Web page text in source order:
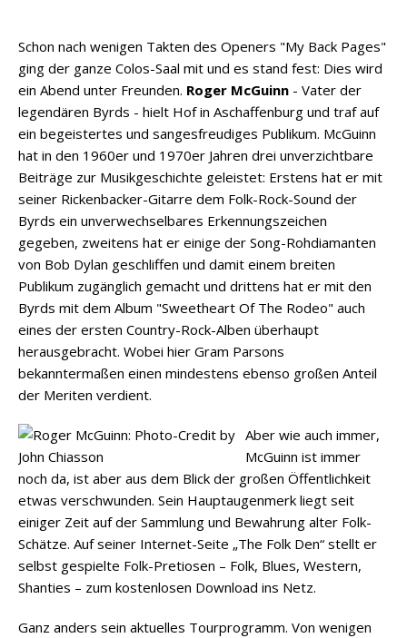
Fokus
Schon nach wenigen Takten des Openers "My Back Pages"
ging der ganze Colos-Saal mit und es stand fest: Dies wird
ein Abend unter Freunden. Roger McGuinn - Vater der
legendären Byrds - hielt Hof in Aschaffenburg und traf auf
ein begeistertes und sangesfreudiges Publikum. McGuinn
hat in den 1960er und 1970er Jahren drei unverzichtbare
Beiträge zur Musikgeschichte geleistet: Erstens hat er mit
seiner Rickenbacker-Gitarre dem Folk-Rock-Sound der
Byrds ein unverwechselbares Erkennungszeichen
gegeben, zweitens hat er einige der Song-Rohdiamanten
von Bob Dylan geschliffen und damit einem breiten
Publikum zugänglich gemacht und drittens hat er mit den
Byrds mit dem Album "Sweetheart Of The Rodeo" auch
eines der ersten Country-Rock-Alben überhaupt
herausgebracht. Wobei hier Gram Parsons
bekanntermaßen einen mindestens ebenso großen Anteil
der Meriten verdient.
Aber wie auch immer,
McGuinn ist immer
noch da, ist aber aus dem Blick der großen Öffentlichkeit
etwas verschwunden. Sein Hauptaugenmerk liegt seit
einiger Zeit auf der Sammlung und Bewahrung alter Folk-
Schätze. Auf seiner Internet-Seite „The Folk Den“ stellt er
selbst gespielte Folk-Pretiosen – Folk, Blues, Western,
Shanties – zum kostenlosen Download ins Netz.
Ganz anders sein aktuelles Tourprogramm. Von wenigen